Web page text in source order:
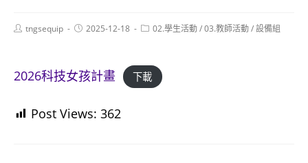
Posttngsequip
Post2025-12-18
Post02.學生活動/03.教師活動/設備組
2026科技女孩計畫 下載
Post Views: 362